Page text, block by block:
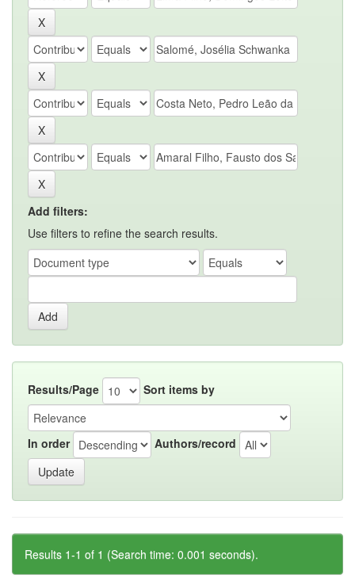
Add filters:
Use filters to refine the search results.
Results/Page Sort items by
In order Authors/record
Results 1-1 of 1 (Search time: 0.001 seconds).